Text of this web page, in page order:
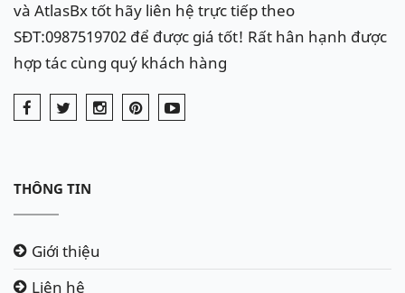
và AtlasBx tốt hãy liên hệ trực tiếp theo
SĐT:0987519702 để được giá tốt! Rất hân hạnh được
hợp tác cùng quý khách hàng
THÔNG TIN
Giới thiệu
Liên hệ